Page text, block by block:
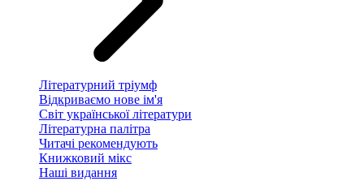
Літературний тріумф
Відкриваємо нове ім'я
Світ української літератури
Літературна палітра
Читачі рекомендують
Книжковий мікс
Наші видання